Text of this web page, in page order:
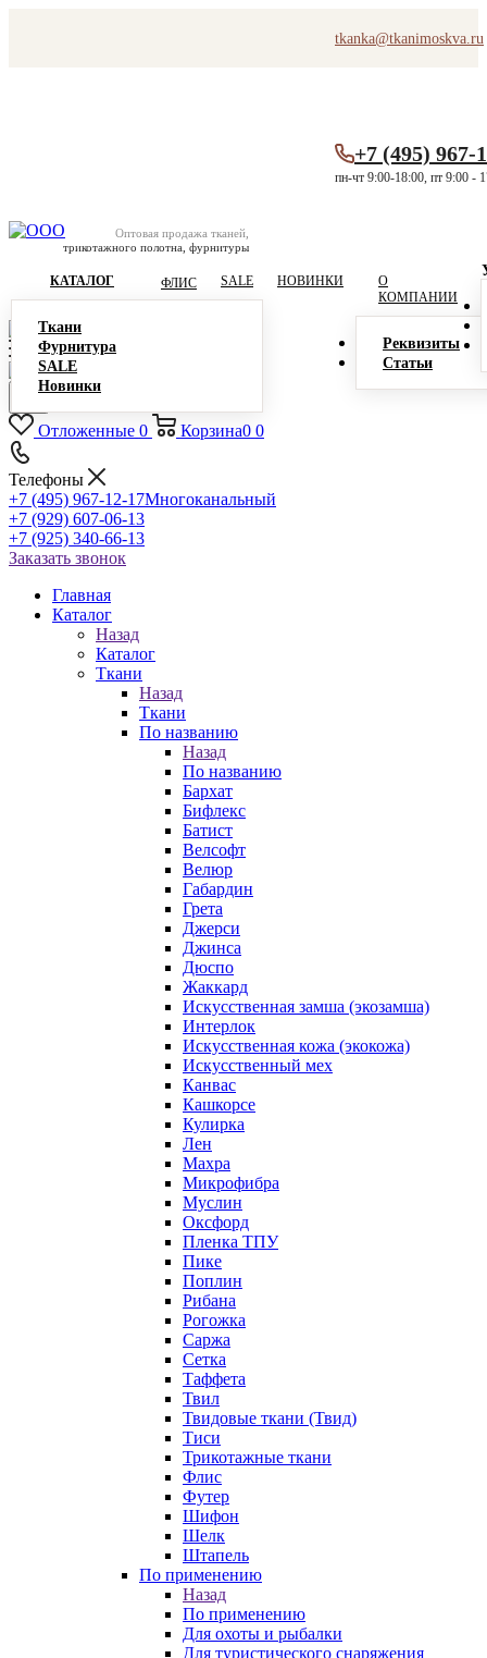
tkanka@tkanimoskva.ru
Оптовая продажа тканей,
трикотажного полотна, фурнитуры
+7 (495) 967-
пн-чт 9:00-18:00, пт 9:00 -
КАТАЛОГ
Ткани
Фурнитура
SALE
Новинки
ФЛИС SALE НОВИНКИ
О
КОМПАНИИ
Реквизиты
Статьи
Отложенные 0 Корзина0 0
Телефоны
+7 (495) 967-12-17Многоканальный
+7 (929) 607-06-13
+7 (925) 340-66-13
Заказать звонок
Главная
Каталог
Назад
Каталог
Ткани
Назад
Ткани
По названию
Назад
По названию
Бархат
Бифлекс
Батист
Велсофт
Велюр
Габардин
Грета
Джерси
Джинса
Дюспо
Жаккард
Искусственная замша (экозамша)
Интерлок
Искусственная кожа (экокожа)
Искусственный мех
Канвас
Кашкорсе
Кулирка
Лен
Махра
Микрофибра
Муслин
Оксфорд
Пленка ТПУ
Пике
Поплин
Рибана
Рогожка
Саржа
Сетка
Таффета
Твил
Твидовые ткани (Твид)
Тиси
Трикотажные ткани
Флис
Футер
Шифон
Шелк
Штапель
По применению
Назад
По применению
Для охоты и рыбалки
Для туристического снаряжения